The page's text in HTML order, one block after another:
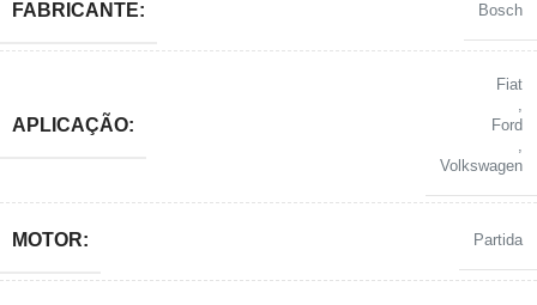
FABRICANTE: Bosch
APLICAÇÃO:
Fiat
Ford
Volkswagen
MOTOR: Partida